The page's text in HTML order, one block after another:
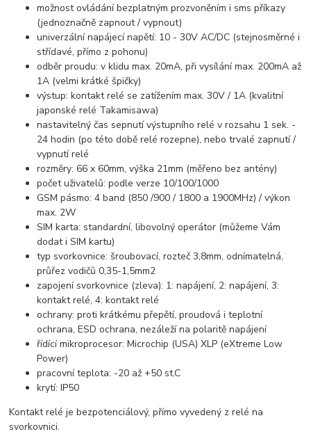
možnost ovládání bezplatným prozvoněním i sms příkazy
(jednoznačně zapnout / vypnout)
univerzální napájecí napětí: 10 - 30V AC/DC (stejnosměrné i
střídavé, přímo z pohonu)
odběr proudu: v klidu max. 20mA, při vysílání max. 200mA až
1A (velmi krátké špičky)
výstup: kontakt relé se zatížením max. 30V / 1A (kvalitní
japonské relé Takamisawa)
nastavitelný čas sepnutí výstupního relé v rozsahu 1 sek. -
24 hodin (po této době relé rozepne), nebo trvalé zapnutí /
vypnutí relé
rozměry: 66 x 60mm, výška 21mm (měřeno bez antény)
počet uživatelů: podle verze 10/100/1000
GSM pásmo: 4 band (850 /900 / 1800 a 1900MHz) / výkon
max. 2W
SIM karta: standardní, libovolný operátor (můžeme Vám
dodat i SIM kartu)
typ svorkovnice: šroubovací, rozteč 3,8mm, odnímatelná,
průřez vodičů 0,35-1,5mm2
zapojení svorkovnice (zleva): 1: napájení, 2: napájení, 3:
kontakt relé, 4: kontakt relé
ochrany: proti krátkému přepětí, proudová i teplotní
ochrana, ESD ochrana, nezáleží na polaritě napájení
řídící mikroprocesor: Microchip (USA) XLP (eXtreme Low
Power)
pracovní teplota: -20 až +50 st.C
krytí: IP50
Kontakt relé je bezpotenciálový, přímo vyvedený z relé na
svorkovnici.